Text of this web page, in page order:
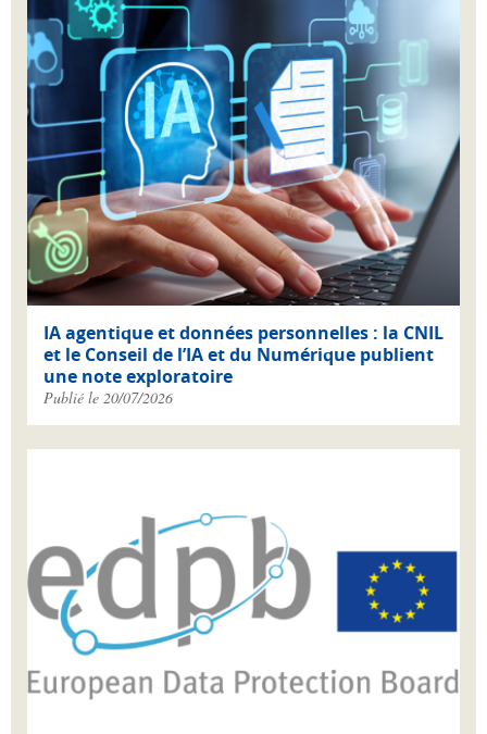
IA agentique et données personnelles : la CNIL
et le Conseil de l’IA et du Numérique publient
une note exploratoire
Publié le 20/07/2026